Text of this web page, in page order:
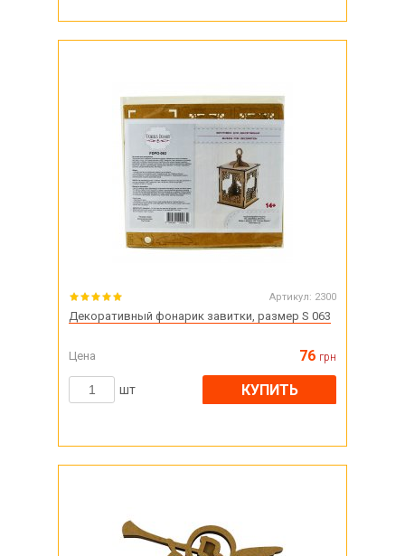
Артикул: 2300
Декоративный фонарик завитки, размер S 063
Цена 76 грн
шт КУПИТЬ